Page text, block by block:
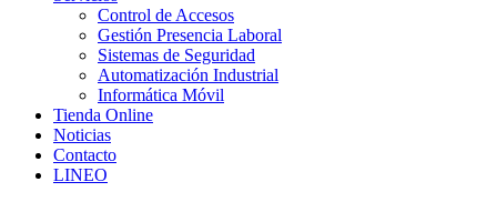
Control de Accesos
Gestión Presencia Laboral
Sistemas de Seguridad
Automatización Industrial
Informática Móvil
Tienda Online
Noticias
Contacto
LINEO